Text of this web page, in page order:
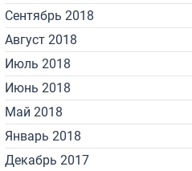
Сентябрь 2018
Август 2018
Июль 2018
Июнь 2018
Май 2018
Январь 2018
Декабрь 2017